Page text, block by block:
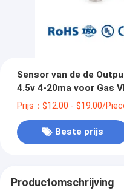
Sensor van de de
4.5v 4-20ma voor Gas
Prijs：$12.00 - $19.00/
Beste prijs
Productomschrijving